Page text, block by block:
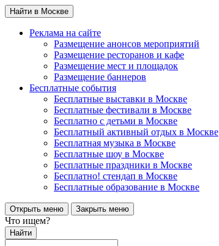
Найти в Москве
Реклама на сайте
Размещение анонсов мероприятий
Размещение ресторанов и кафе
Размещение мест и площадок
Размещение баннеров
Бесплатные события
Бесплатные выставки в Москве
Бесплатные фестивали в Москве
Бесплатно с детьми в Москве
Бесплатный активный отдых в Москве
Бесплатная музыка в Москве
Бесплатные шоу в Москве
Бесплатные праздники в Москве
Бесплатно! стендап в Москве
Бесплатные образование в Москве
Открыть меню Закрыть меню
Что ищем?
Найти